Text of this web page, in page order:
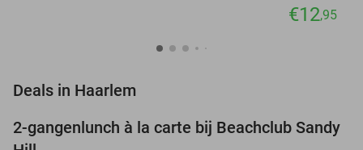
€12,95
Deals in Haarlem
49%
2-gangenlunch à la carte bij Beachclub Sandy